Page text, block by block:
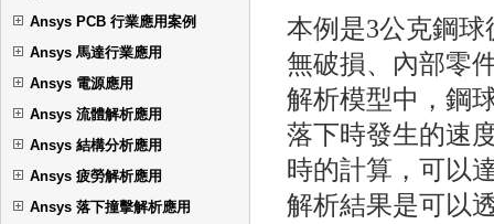
Ansys PCB 行業應用案例
Ansys 馬達行業應用
Ansys 電源應用
Ansys 流體解析應用
Ansys 結構分析應用
Ansys 疲勞解析應用
Ansys 落下撞擊解析應用
本例是3公克鋼
無破損、內部零
解析模型中，鋼
落下時發生的速
時的計算，可以
解析結果是可以